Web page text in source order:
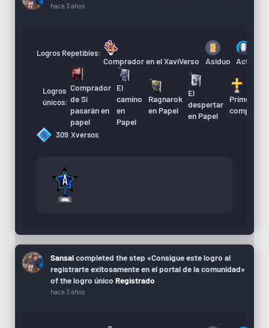
hace 3 años
309 Xversos
Logros Repetibles:
Comprador en el XaviVerso Asiduo
Logros
únicos:
Comprador
de Sí
pasarán en
papel
El
camino
en
Papel
Ragnarok
en Papel
El
despertar
en Papel
Primera
compra
Sansalcompleted the step «Consigue este logro al
registrarte exitosamente en el portal de la comunidad»
of the logro únicoRegistrado
hace 3 años